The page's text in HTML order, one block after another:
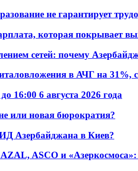
не гарантирует
которая покрывает
сетей: почему
в АЧГ на 31%,
16:00 6 августа 2026 года
или новая бюрократия?
Азербайджана в Киев?
ASCO и «Азеркосмоса»: